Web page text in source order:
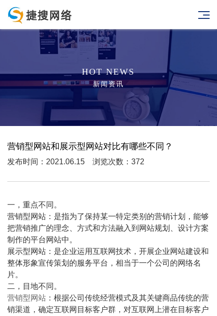
HOT NEWS
新闻资讯
营销型网站和展示型网站对比有哪些不同？
发布时间：2021.06.15 浏览次数：372
一，重点不同。
营销型网站：是指为了保持某一特定类别的营销计划，能够
把营销推广的理念、方式和方法融入到网站规划、设计方案
制作的平台网站中。
展示型网站：是企业运用互联网技术，开展企业网站建设和
整体形象宣传策划的服务平台，相当于一个公司的网络名
片。
二，目地不同。
营销型网站 ：根据公司传统经营模式及其关键商品传统的营
销渠道，确定互联网目标客户群，对互联网上潜在目标客户